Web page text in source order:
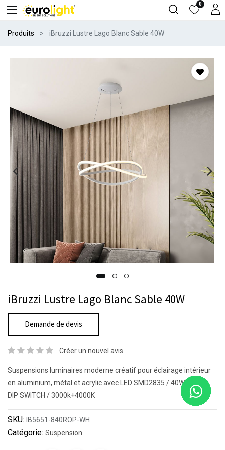
0
Produits iBruzzi Lustre Lago Blanc Sable 40W
iBruzzi Lustre Lago Blanc Sable 40W
Demande de devis
Créer un nouvel avis
Suspensions luminaires moderne créatif pour éclairage intérieur
en aluminium, métal et acrylic avec LED SMD2835 / 40W / 2CCT
DIP SWITCH / 3000k+4000K
SKU: IB5651-840ROP-WH
Catégorie: Suspension